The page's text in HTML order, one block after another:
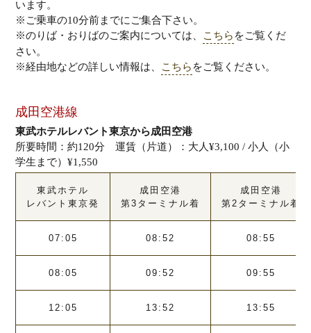
います。
※ご乗車の10分前までにご集合下さい。
※のりば・おりばのご案内については、 こちら をご覧くだ
さい。
※経由地などの詳しい情報は、 こちら をご覧ください。
成田空港線
東武ホテルレバント東京から成田空港
所要時間：約120分 運賃（片道）：大人¥3,100 / 小人（小
学生まで）¥1,550
東武ホテル
レバント東京発
成田空港
第3ターミナル着
成田空港
第2ターミナル着
07:05 08:52 08:55
08:05 09:52 09:55
12:05 13:52 13:55